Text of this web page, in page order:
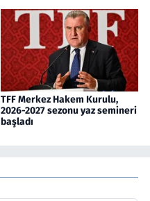
TFF Merkez Hakem Kurulu,
2026-2027 sezonu yaz semineri
başladı